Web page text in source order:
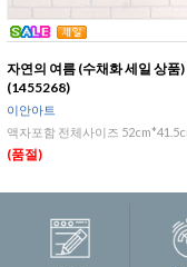
자연의 여름 (수채화 세일 상품)
(1455268)
이안아트
액자포함 전체사이즈
(품절)